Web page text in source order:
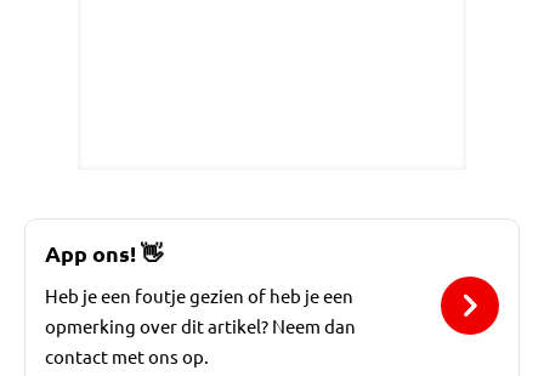
App ons!👋
Heb je een foutje gezien of heb je een
opmerking over dit artikel? Neem dan
contact met ons op.